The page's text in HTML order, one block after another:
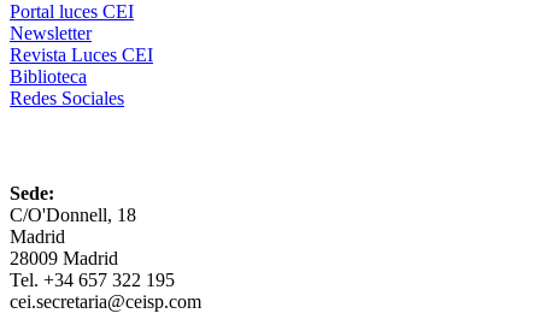
Portal luces CEI
Newsletter
Revista Luces CEI
Biblioteca
Redes Sociales
Sede:
C/O'Donnell, 18
Madrid
28009 Madrid
Tel. +34 657 322 195
cei.secretaria@ceisp.com